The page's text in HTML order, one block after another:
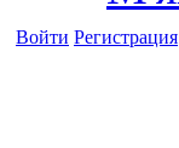
Войти Регистрация